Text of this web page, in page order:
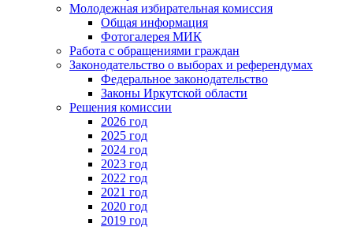
Молодежная избирательная комиссия
Общая информация
Фотогалерея МИК
Работа с обращениями граждан
Законодательство о выборах и референдумах
Федеральное законодательство
Законы Иркутской области
Решения комиссии
2026 год
2025 год
2024 год
2023 год
2022 год
2021 год
2020 год
2019 год